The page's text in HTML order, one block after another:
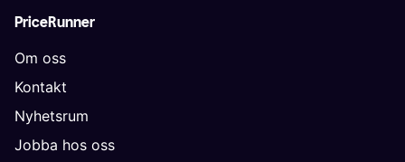
PriceRunner
Om oss
Kontakt
Nyhetsrum
Jobba hos oss